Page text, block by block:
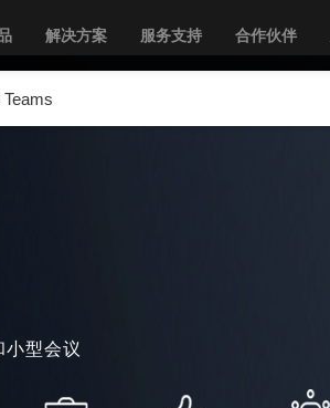
解决方案 服务支持 合作伙伴
小型会议